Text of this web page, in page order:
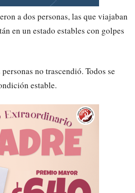
a dos personas, las que viajaban
en un estado estables con golpes
no trascendió. Todos se
estable.